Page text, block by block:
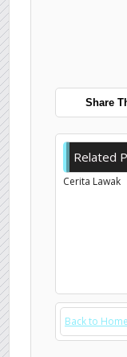
Share
Related
Cerita Lawak
Back to Home